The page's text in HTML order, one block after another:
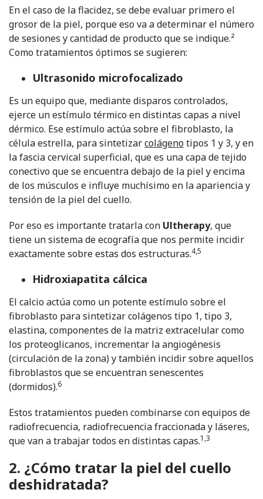
En el caso de la flacidez, se debe evaluar primero el
grosor de la piel, porque eso va a determinar el número
de sesiones y cantidad de producto que se indique.²
Como tratamientos óptimos se sugieren:
Ultrasonido microfocalizado
Es un equipo que, mediante disparos controlados,
ejerce un estímulo térmico en distintas capas a nivel
dérmico. Ese estímulo actúa sobre el fibroblasto, la
célula estrella, para sintetizarcolágeno tipos 1 y 3, y en
la fascia cervical superficial, que es una capa de tejido
conectivo que se encuentra debajo de la piel y encima
de los músculos e influye muchísimo en la apariencia y
tensión de la piel del cuello.
Por eso es importante tratarla con Ultherapy, que
tiene un sistema de ecografía que nos permite incidir
exactamente sobre estas dos estructuras.4,5
Hidroxiapatita cálcica
El calcio actúa como un potente estímulo sobre el
fibroblasto para sintetizar colágenos tipo 1, tipo 3,
elastina, componentes de la matriz extracelular como
los proteoglicanos, incrementar la angiogénesis
(circulación de la zona) y también incidir sobre aquellos
fibroblastos que se encuentran senescentes
(dormidos).6
Estos tratamientos pueden combinarse con equipos de
radiofrecuencia, radiofrecuencia fraccionada y láseres,
que van a trabajar todos en distintas capas.1,3
2. ¿Cómo tratar la piel del cuello
deshidratada?